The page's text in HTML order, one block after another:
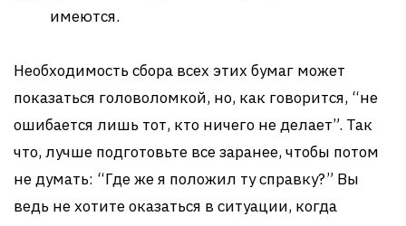
имеются.
Необходимость сбора всех этих бумаг может
показаться головоломкой, но, как говорится, “не
ошибается лишь тот, кто ничего не делает”. Так
что, лучше подготовьте все заранее, чтобы потом
не думать: “Где же я положил ту справку?” Вы
ведь не хотите оказаться в ситуации, когда